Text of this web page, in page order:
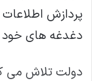
پردازش
دغدغه های خود
دولت تلاش می